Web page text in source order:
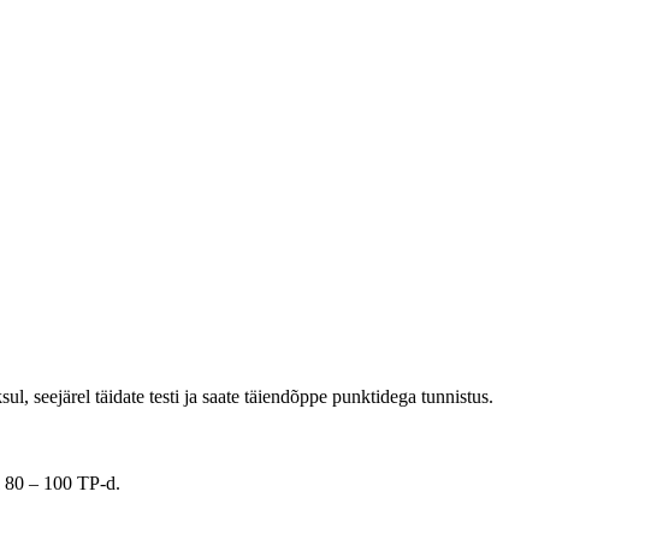
seejärel täidate testi ja saate täiendõppe punktidega tunnistus.
80 – 100 TP-d.